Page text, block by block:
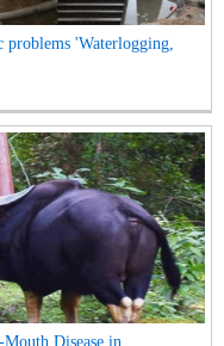
problems 'Waterlogging,
Disease in